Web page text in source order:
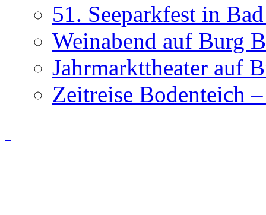
51. Seeparkfest in
Weinabend auf Burg
Jahrmarkttheater auf
Zeitreise Bodenteich